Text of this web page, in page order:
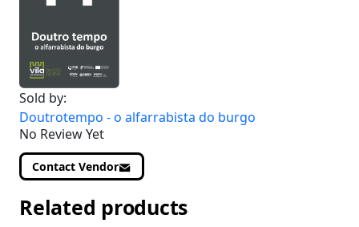
Sold by:
Doutrotempo - o alfarrabista do burgo
No Review Yet
Contact Vendor
Related products